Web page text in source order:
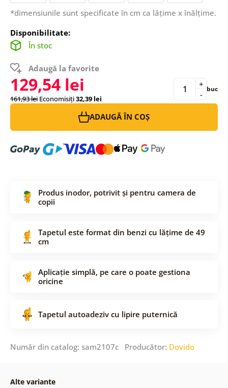
*dimensiunile sunt specificate în cm ca lățime x înălțime.
Disponibilitate:
În stoc
Adaugă la favorite
129,54 lei
161,93 lei Economisiți32,39 lei -
+ buc
ADAUGĂ ÎN COȘ
Produs inodor, potrivit și pentru camera de
copii
Tapetul este format din benzi cu lățime de 49
cm
Aplicație simplă, pe care o poate gestiona
oricine
Tapetul autoadeziv cu lipire puternică
Număr din catalog: sam2107c Producător: Dovido
Alte variante